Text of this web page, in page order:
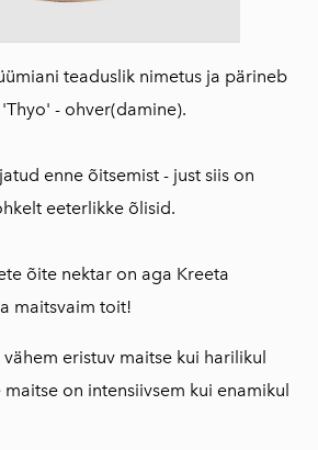
teaduslik nimetus ja pärineb
- ohver(damine).
enne õitsemist - just siis on
eeterlikke õlisid.
õite nektar on aga Kreeta
maitsvaim toit!
eristuv maitse kui harilikul
on intensiivsem kui enamikul